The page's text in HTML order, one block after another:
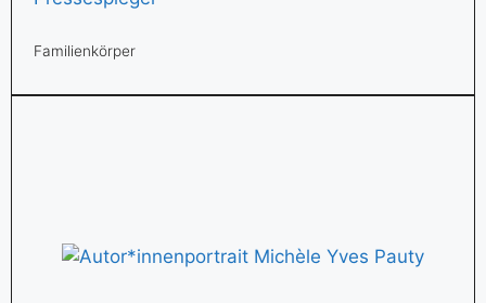
Familienkörper